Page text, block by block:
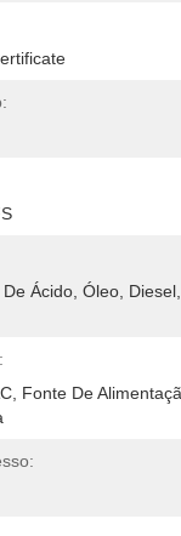
Ácido, Óleo,
Fonte De